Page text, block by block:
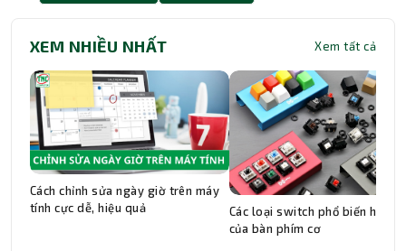
biện pháp tạm thời giúp hệ thống bỏ qua vùng
Để đảm bảo an toàn tuyệt đối cho dữ liệu, thay
ổ cứng mới là giải pháp dứt điểm duy nhất.
XEM NHIỀU NHẤT Xem tất cả
Cách chỉnh sửa ngày giờ trên máy
tính cực dễ, hiệu quả
Các loại switch phổ biến hiện
của bàn phím cơ